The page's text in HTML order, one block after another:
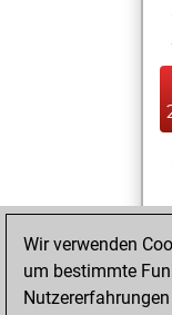
Wir verwenden
um bestimmte